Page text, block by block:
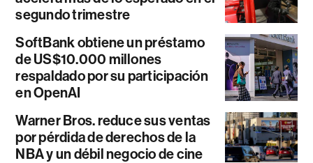
segundo trimestre
SoftBank obtiene un préstamo
de US$10.000 millones
respaldado por su participación
en OpenAI
Warner Bros. reduce sus ventas
por pérdida de derechos de la
NBA y un débil negocio de cine